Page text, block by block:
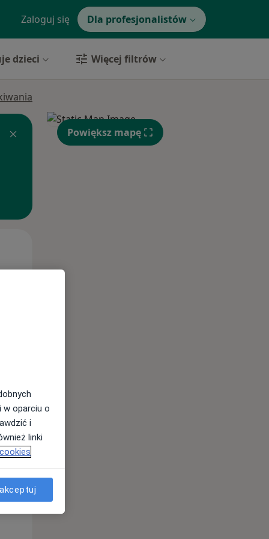
Zaloguj się Dla profesjonalistów
dzieci Więcej filtrów
Śr,
12 Sie
Powiększ mapę
w oparciu o
i
linki